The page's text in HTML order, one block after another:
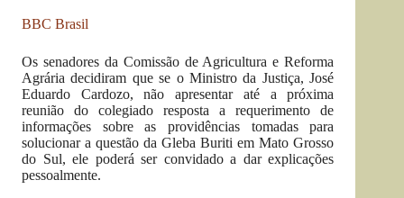
BBC Brasil
Os senadores da Comissão de Agricultura e Reforma
Agrária decidiram que se o Ministro da Justiça, José
Eduardo Cardozo, não apresentar até a próxima
reunião do colegiado resposta a requerimento de
informações sobre as providências tomadas para
solucionar a questão da Gleba Buriti em Mato Grosso
do Sul, ele poderá ser convidado a dar explicações
pessoalmente.